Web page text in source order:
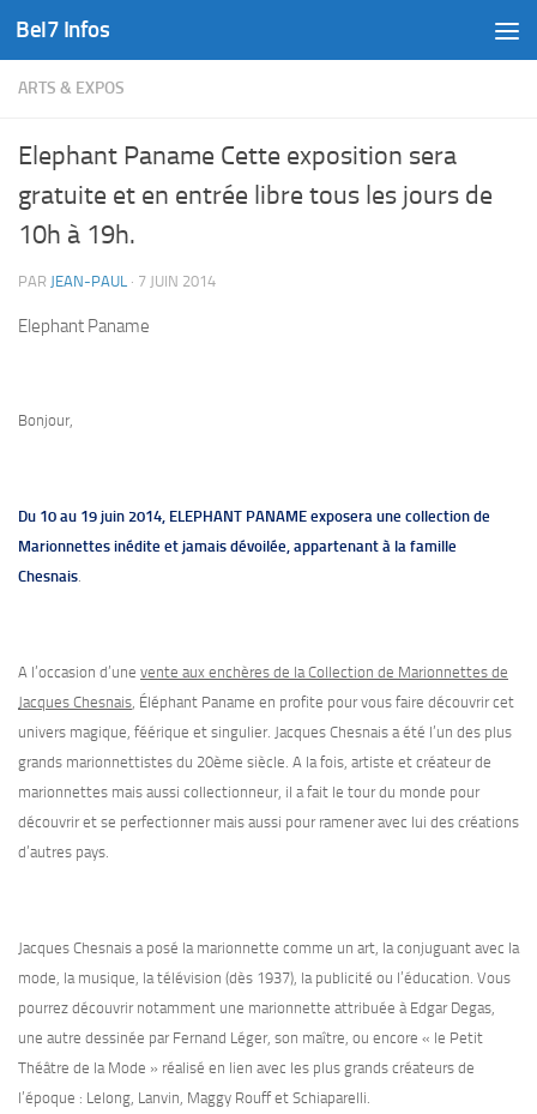
Skip to content
Bel7 Infos
ARTS & EXPOS
Elephant Paname Cette exposition sera
gratuite et en entrée libre tous les jours de
10h à 19h.
PAR JEAN-PAUL · 7 JUIN 2014
Elephant Paname
Bonjour,
Du 10 au 19 juin 2014, ELEPHANT PANAMEexposera une collection de
Marionnettes inédite et jamais dévoilée, appartenant à la famille
Chesnais.
A l’occasion d’une vente aux enchères de la Collection de Marionnettes de
Jacques Chesnais, Éléphant Paname en profite pour vous faire découvrir cet
univers magique, féérique et singulier. Jacques Chesnais a été l’un des plus
grands marionnettistes du 20ème siècle. A la fois, artiste et créateur de
marionnettes mais aussi collectionneur, il a fait le tour du monde pour
découvrir et se perfectionner mais aussi pour ramener avec lui des créations
d’autres pays.
Jacques Chesnais a posé la marionnette comme un art, la conjuguant avec la
mode, la musique, la télévision (dès 1937), la publicité ou l’éducation. Vous
pourrez découvrir notamment une marionnette attribuée à Edgar Degas,
une autre dessinée par Fernand Léger, son maître, ou encore « le Petit
Théâtre de la Mode » réalisé en lien avec les plus grands créateurs de
l’époque : Lelong, Lanvin, Maggy Rouff et Schiaparelli.